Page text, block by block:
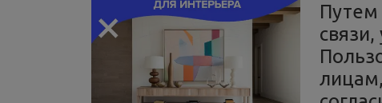
Путем